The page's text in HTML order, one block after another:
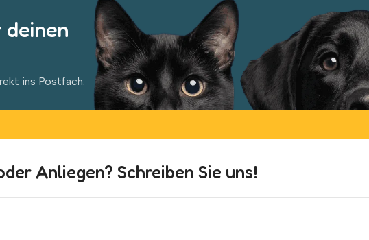
ins Postfach.
Anliegen? Schreiben Sie uns!